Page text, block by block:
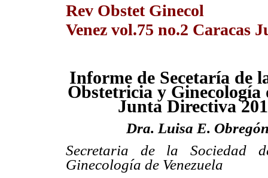
Rev Obstet Ginecol
Venez vol.75 no.2 Caracas
Informe de Secetaría de
Obstetricia y Ginecología
Junta Directiva
Dra. Luisa E.
Secretaria de la Sociedad
Ginecología de Venezuela